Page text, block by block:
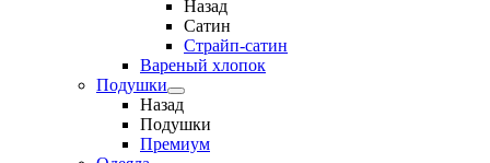
Назад
Сатин
Страйп-сатин
Вареный хлопок
Подушки
Назад
Подушки
Премиум